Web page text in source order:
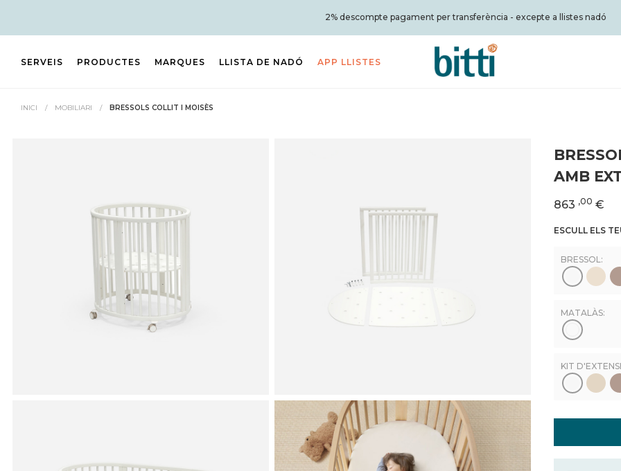
2% descompte pagament per transferència - excepte a llistes nadó
SERVEIS PRODUCTES MARQUES LLISTA DE NADÓ APP LLISTES
INICI / MOBILIARI / BRESSOLS COLLIT I MOISÈS
AMB
863 ,00 €
ESCULL ELS
BRESSOL:
MATALÀS:
KIT